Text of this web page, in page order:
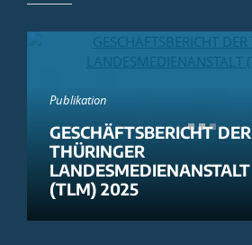
Publikation
GESCHÄFTSBERICHT DER
THÜRINGER
LANDESMEDIENANSTALT
(TLM) 2025